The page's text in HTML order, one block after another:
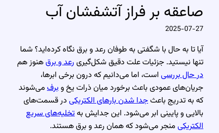
صاعقه بر فراز آتشفشان آب
2025-07-27
آیا تا به حال با شگفتی به طوفان رعد و برق نگاه کرده‌اید؟ شما
تنها نیستید. جزئیات علت دقیق شکل‌گیریرعد و برقهنوز هم
در حال بررسیاست، اما می‌دانیم که درون برخی ابرها،
جریان‌های عمودی باعث برخورد میان ذرات یخ وبرفمی‌شوند
که به تدریج باعثجدا شدن بارهای الکتریکیدر قسمت‌های
بالایی و پایینی ابر می‌شود. این جدایش بهتخلیه‌های سریع
الکتریکیمنجر می‌شود که همان رعد و برق هستند.